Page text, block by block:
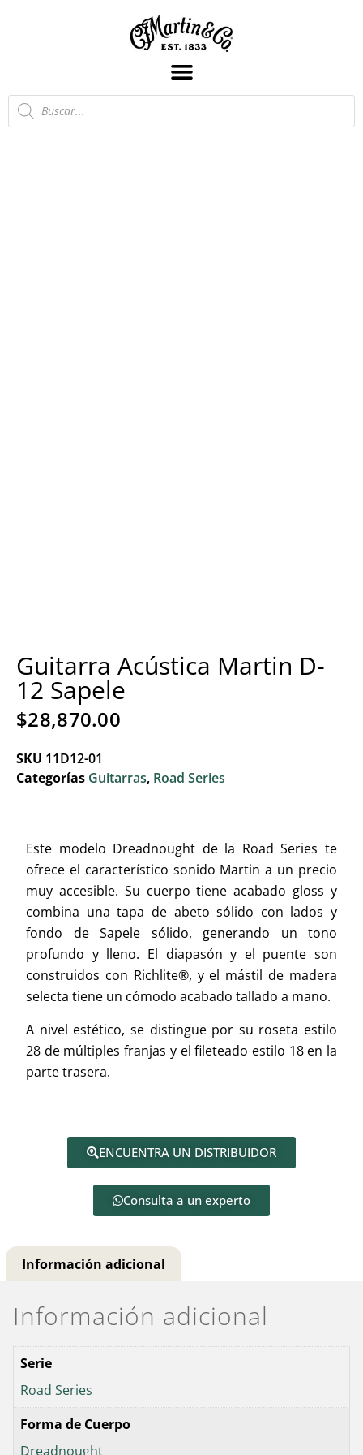
Guitarra Acústica Martin D-
12 Sapele
$28,870.00
SKU 11D12-01
Categorías Guitarras, Road Series
Este modelo Dreadnought de la Road Series te
ofrece el característico sonido Martin a un precio
muy accesible. Su cuerpo tiene acabado gloss y
combina una tapa de abeto sólido con lados y
fondo de Sapele sólido, generando un tono
profundo y lleno. El diapasón y el puente son
construidos con Richlite®, y el mástil de madera
selecta tiene un cómodo acabado tallado a mano.
A nivel estético, se distingue por su roseta estilo
28 de múltiples franjas y el fileteado estilo 18 en la
parte trasera.
ENCUENTRA UN DISTRIBUIDOR
Consulta a un experto
Información adicional
Información adicional
Serie
Road Series
Forma de Cuerpo
Dreadnought